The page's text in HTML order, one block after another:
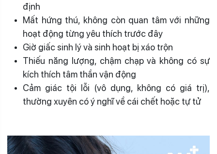
định
Mất hứng thú, không còn quan tâm với những
hoạt động từng yêu thích trước đây
Giờ giấc sinh lý và sinh hoạt bị xáo trộn
Thiếu năng lượng, chậm chạp và không có sự
kích thích tâm thần vận động
Cảm giác tội lỗi (vô dụng, không có giá trị),
thường xuyên có ý nghĩ về cái chết hoặc tự tử